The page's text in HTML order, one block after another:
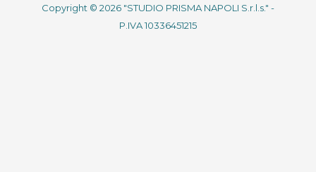
Copyright © 2026 "STUDIO PRISMA NAPOLI S.r.l.s." -
P.IVA 10336451215